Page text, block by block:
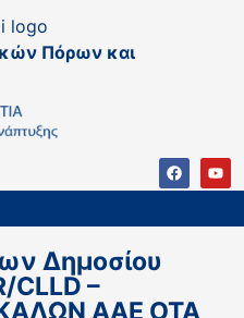
Πόρων και
Δημοσίου
CLLD –
ΑΑΕ ΟΤΑ